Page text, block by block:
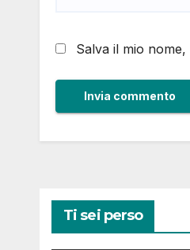
Salva il mio
Ti sei perso